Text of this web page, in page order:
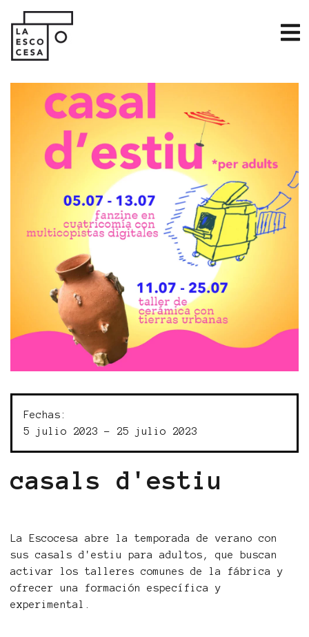
Fechas:
5 julio 2023 - 25 julio 2023
casals d'estiu
La Escocesa abre la temporada de verano con
sus casals d'estiu para adultos, que buscan
activar los talleres comunes de la fábrica y
ofrecer una formación específica y
experimental.